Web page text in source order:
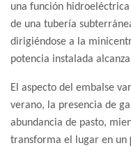
una función hidroeléctrica
de una tubería
dirigiéndose a la
potencia instalada
El aspecto del embalse
verano, la presencia de
abundancia de pasto,
transforma el lugar en un